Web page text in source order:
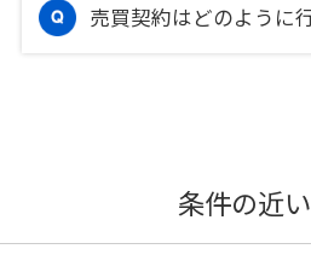
売買契約はどのように
条件の近